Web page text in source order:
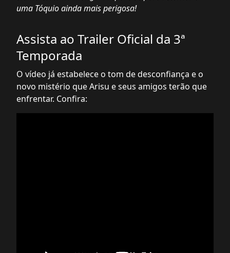
uma Tóquio ainda mais perigosa!
Assista ao Trailer Oficial da 3ª
Temporada
O vídeo já estabelece o tom de desconfiança e o
novo mistério que Arisu e seus amigos terão que
enfrentar. Confira: